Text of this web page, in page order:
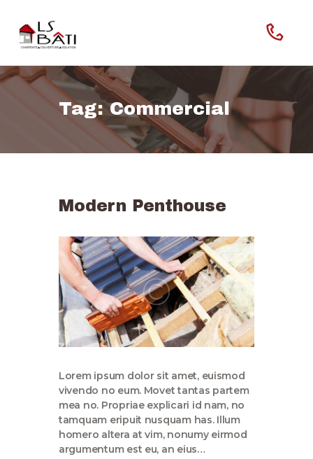
Tag: Commercial
Modern Penthouse
Lorem ipsum dolor sit amet, euismod
vivendo no eum. Movet tantas partem
mea no. Propriae explicari id nam, no
tamquam eripuit nusquam has. Illum
homero altera at vim, nonumy eirmod
argumentum est eu, an eius…